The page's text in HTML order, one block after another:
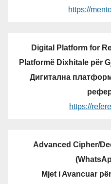
https://
Digital Platform for
Platformë Dixhitale për
Дигитална
https://
Advanced Cipher/
Mjet i Avancuar